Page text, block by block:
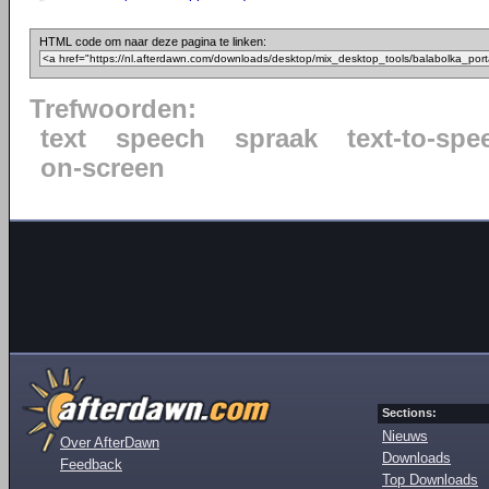
HTML code om naar deze pagina te linken:
Trefwoorden:
text
speech spraak
text-to-
on-screen
Over AfterDawn
Feedback
Sections:
Nieuws
Downloads
Top Downloads